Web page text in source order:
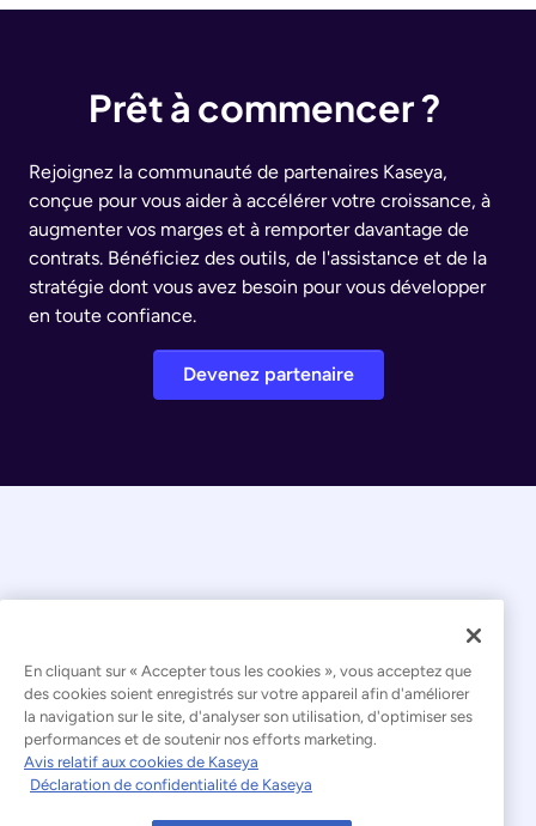
Prêt à commencer ?
Rejoignez la communauté de partenaires Kaseya,
conçue pour vous aider à accélérer votre croissance, à
augmenter vos marges et à remporter davantage de
contrats. Bénéficiez des outils, de l'assistance et de la
stratégie dont vous avez besoin pour vous développer
en toute confiance.
Devenez partenaire
© 2026 Kaseya. Tous droits réservés.
Français
Déclaration relative à l'esclavage moderne
Mentions légales
En cliquant sur « Accepter tous les cookies », vous acceptez que
des cookies soient enregistrés sur votre appareil afin d'améliorer
la navigation sur le site, d'analyser son utilisation, d'optimiser ses
performances et de soutenir nos efforts marketing.
Avis relatif aux cookies de Kaseya
Déclaration de confidentialité de Kaseya